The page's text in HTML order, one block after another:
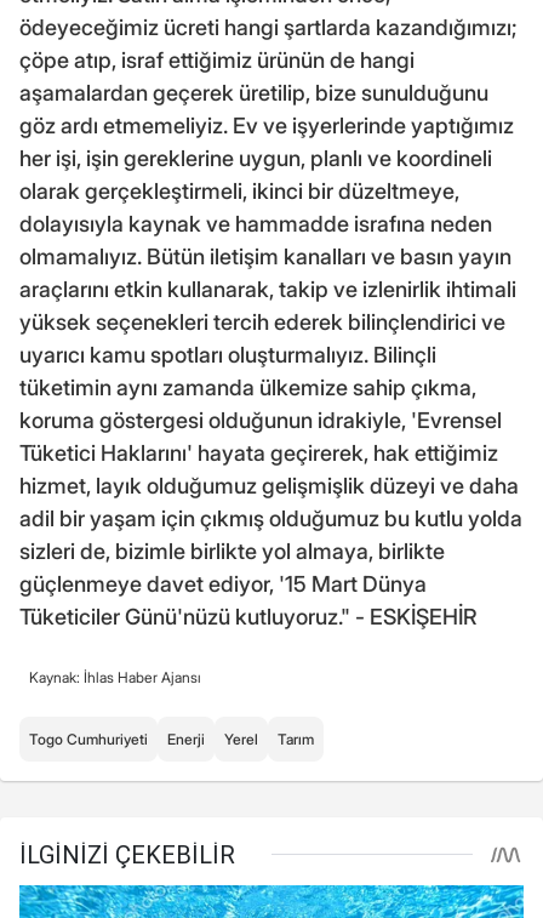
ödeyeceğimiz ücreti hangi şartlarda kazandığımızı;
çöpe atıp, israf ettiğimiz ürünün de hangi
aşamalardan geçerek üretilip, bize sunulduğunu
göz ardı etmemeliyiz. Ev ve işyerlerinde yaptığımız
her işi, işin gereklerine uygun, planlı ve koordineli
olarak gerçekleştirmeli, ikinci bir düzeltmeye,
dolayısıyla kaynak ve hammadde israfına neden
olmamalıyız. Bütün iletişim kanalları ve basın yayın
araçlarını etkin kullanarak, takip ve izlenirlik ihtimali
yüksek seçenekleri tercih ederek bilinçlendirici ve
uyarıcı kamu spotları oluşturmalıyız. Bilinçli
tüketimin aynı zamanda ülkemize sahip çıkma,
koruma göstergesi olduğunun idrakiyle, 'Evrensel
Tüketici Haklarını' hayata geçirerek, hak ettiğimiz
hizmet, layık olduğumuz gelişmişlik düzeyi ve daha
adil bir yaşam için çıkmış olduğumuz bu kutlu yolda
sizleri de, bizimle birlikte yol almaya, birlikte
güçlenmeye davet ediyor, '15 Mart Dünya
Tüketiciler Günü'nüzü kutluyoruz." - ESKİŞEHİR
Kaynak: İhlas Haber Ajansı
Togo Cumhuriyeti Enerji Yerel Tarım